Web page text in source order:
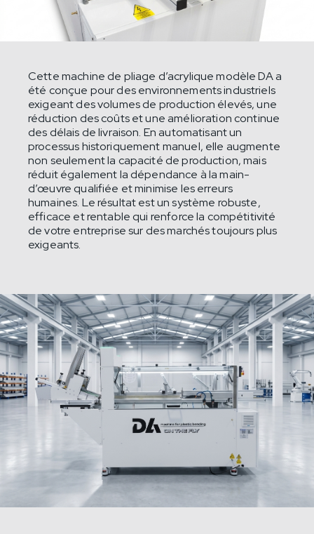
Cette machine de pliage d’acrylique modèle DA a
été conçue pour des environnements industriels
exigeant des volumes de production élevés, une
réduction des coûts et une amélioration continue
des délais de livraison. En automatisant un
processus historiquement manuel, elle augmente
non seulement la capacité de production, mais
réduit également la dépendance à la main-
d’œuvre qualifiée et minimise les erreurs
humaines. Le résultat est un système robuste,
efficace et rentable qui renforce la compétitivité
de votre entreprise sur des marchés toujours plus
exigeants.